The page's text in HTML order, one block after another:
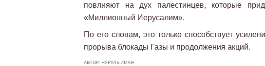
повлияют на дух палестинцев, которые
«Миллионный Иерусалим».
По его словам, это только способствует
прорыва блокады Газы и продолжения акций.
АВТОР: НУРУЛЬ ИМАН